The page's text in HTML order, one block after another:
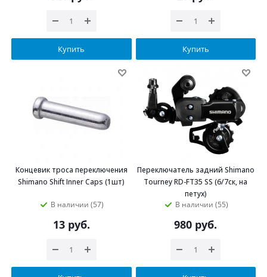
Купить Купить
Концевик троса переключения
Shimano Shift Inner Caps (1шт)
В наличии (57)
13руб.
Переключатель задний Shimano
Tourney RD-FT35 SS (6/7ск, на
петух)
В наличии (55)
980 руб.